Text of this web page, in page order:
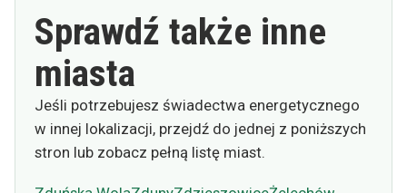
Sprawdź także inne
miasta
Jeśli potrzebujesz świadectwa energetycznego
w innej lokalizacji, przejdź do jednej z poniższych
stron lub zobacz pełną listę miast.